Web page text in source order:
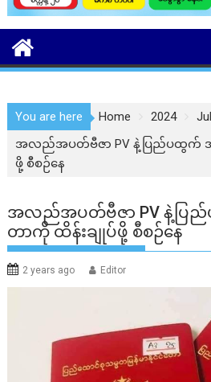
You are here Home 2024
အလည်အပတ်ဗီဇာ PV နဲ့ပြည်ပထွက်
ဖို့ စီစဉ်နေ
အလည်အပတ်ဗီဇာ PV နဲ့ပ
တာကို ထိန်းချုပ်ဖို့ စီစဉ်နေ
2 years ago Editor